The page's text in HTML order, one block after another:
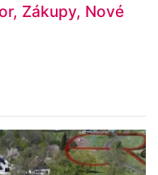
Zákupy, Nové